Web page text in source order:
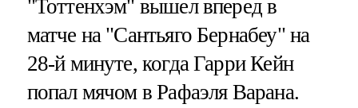
"Тоттенхэм" вышел вперед в
матче на "Сантьяго Бернабеу" на
28-й минуте, когда Гарри Кейн
попал мячом в Рафаэля Варана.